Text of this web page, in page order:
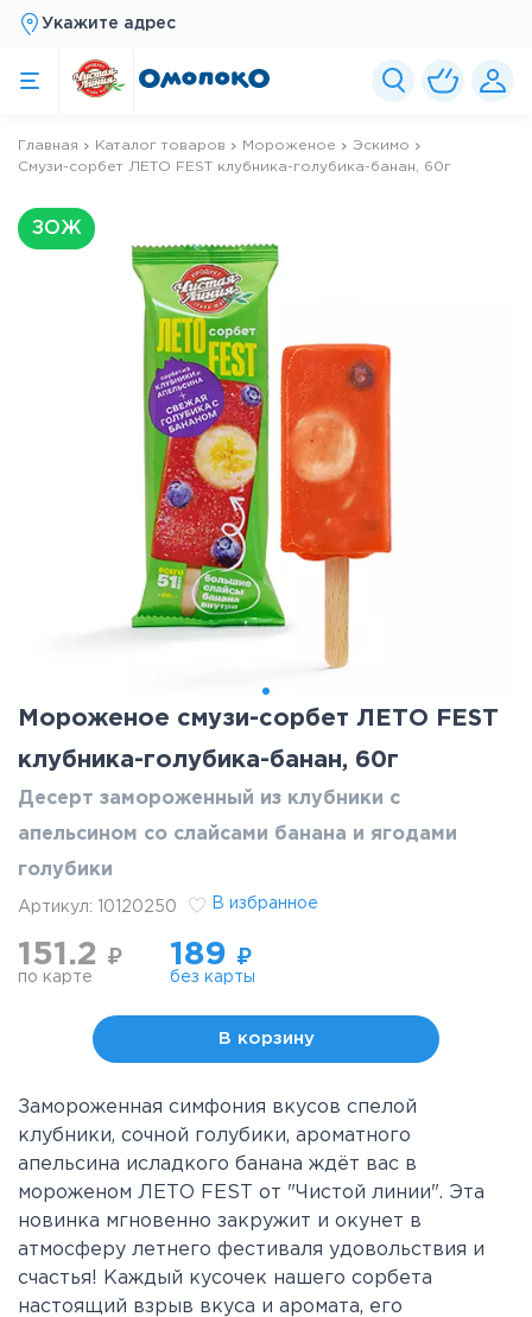
Укажите адрес
Главная Каталог товаров Мороженое
Эскимо
Смузи-сорбет ЛЕТО FEST клубника-голубика-банан, 60г
ЗОЖ
Мороженое смузи-сорбет ЛЕТО FEST
клубника-голубика-банан, 60г
Десерт замороженный из клубники с
апельсином со слайсами банана и ягодами
голубики
Артикул: 10120250 В избранное
151.2 ₽
по карте
189 ₽
без карты
В корзину
Замороженная симфония вкусов спелой
клубники, сочной голубики, ароматного
апельсина исладкого банана ждёт вас в
мороженом ЛЕТО FEST от "Чистой линии". Эта
новинка мгновенно закружит и окунет в
атмосферу летнего фестиваля удовольствия и
счастья! Каждый кусочек нашего сорбета
настоящий взрыв вкуса и аромата, его